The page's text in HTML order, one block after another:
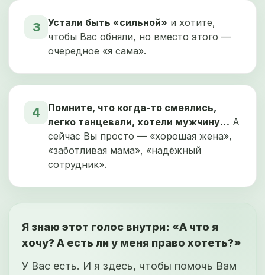
3 Устали быть «сильной» и хотите,
чтобы Вас обняли, но вместо этого —
очередное «я сама».
4
Помните, что когда-то смеялись,
легко танцевали, хотели мужчину… А
сейчас Вы просто — «хорошая жена»,
«заботливая мама», «надёжный
сотрудник».
Я знаю этот голос внутри: «А что я
хочу? А есть ли у меня право хотеть?»
У Вас есть. И я здесь, чтобы помочь Вам